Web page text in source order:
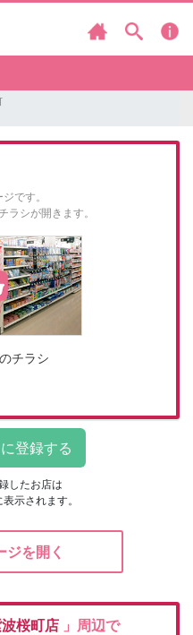
です。
ラシが開きます。
チラシ
したお店は
表示されます。
ジを開く
桜町店 」周辺で